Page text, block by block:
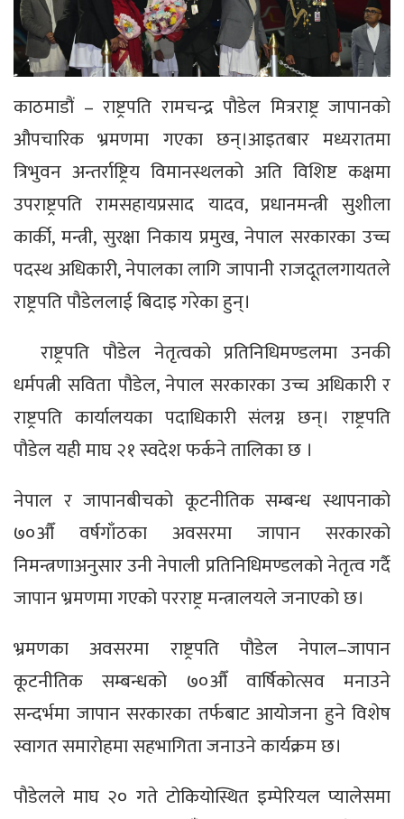
काठमाडौं – राष्ट्रपति रामचन्द्र पौडेल मित्रराष्ट्र जापानको
औपचारिक भ्रमणमा गएका छन्।आइतबार मध्यरातमा
त्रिभुवन अन्तर्राष्ट्रिय विमानस्थलको अति विशिष्ट कक्षमा
उपराष्ट्रपति रामसहायप्रसाद यादव, प्रधानमन्त्री सुशीला
कार्की, मन्त्री, सुरक्षा निकाय प्रमुख, नेपाल सरकारका उच्च
पदस्थ अधिकारी, नेपालका लागि जापानी राजदूतलगायतले
राष्ट्रपति पौडेललाई बिदाइ गरेका हुन्।
राष्ट्रपति पौडेल नेतृत्वको प्रतिनिधिमण्डलमा उनकी
धर्मपत्नी सविता पौडेल, नेपाल सरकारका उच्च अधिकारी र
राष्ट्रपति कार्यालयका पदाधिकारी संलग्न छन्। राष्ट्रपति
पौडेल यही माघ २१ स्वदेश फर्कने तालिका छ ।
नेपाल र जापानबीचको कूटनीतिक सम्बन्ध स्थापनाको
७०औँ वर्षगाँठका अवसरमा जापान सरकारको
निमन्त्रणाअनुसार उनी नेपाली प्रतिनिधिमण्डलको नेतृत्व गर्दै
जापान भ्रमणमा गएको परराष्ट्र मन्त्रालयले जनाएको छ।
भ्रमणका अवसरमा राष्ट्रपति पौडेल नेपाल–जापान
कूटनीतिक सम्बन्धको ७०औँ वार्षिकोत्सव मनाउने
सन्दर्भमा जापान सरकारका तर्फबाट आयोजना हुने विशेष
स्वागत समारोहमा सहभागिता जनाउने कार्यक्रम छ।
पौडेलले माघ २० गते टोकियोस्थित इम्पेरियल प्यालेसमा